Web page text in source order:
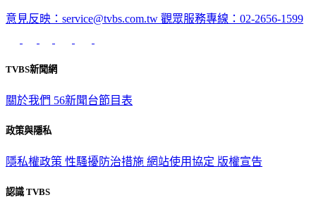
意見反映：service@tvbs.com.tw 觀眾服務專線：02-2656-1599
TVBS新聞網
關於我們 56新聞台節目表
政策與隱私
隱私權政策 性騷擾防治措施 網站使用協定 版權宣告
認識 TVBS